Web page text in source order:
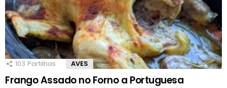
103 Partilhas AVES
Frango Assado no Forno a Portuguesa